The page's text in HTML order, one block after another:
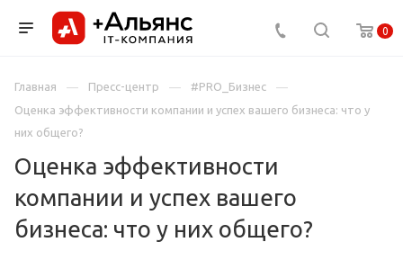
0
Главная Пресс-центр
#PRO_Бизнес
Оценка эффективности компании и успех вашего бизнеса: что у
них общего?
Оценка эффективности
компании и успех вашего
бизнеса: что у них общего?